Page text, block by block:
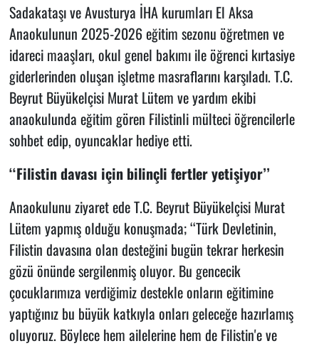
Sadakataşı ve Avusturya İHA kurumları El Aksa
Anaokulunun 2025-2026 eğitim sezonu öğretmen ve
idareci maaşları, okul genel bakımı ile öğrenci kırtasiye
giderlerinden oluşan işletme masraflarını karşıladı. T.C.
Beyrut Büyükelçisi Murat Lütem ve yardım ekibi
anaokulunda eğitim gören Filistinli mülteci öğrencilerle
sohbet edip, oyuncaklar hediye etti.
‘‘Filistin davası için bilinçli fertler yetişiyor’’
Anaokulunu ziyaret ede T.C. Beyrut Büyükelçisi Murat
Lütem yapmış olduğu konuşmada; ‘‘Türk Devletinin,
Filistin davasına olan desteğini bugün tekrar herkesin
gözü önünde sergilenmiş oluyor. Bu gencecik
çocuklarımıza verdiğimiz destekle onların eğitimine
yaptığınız bu büyük katkıyla onları geleceğe hazırlamış
oluyoruz. Böylece hem ailelerine hem de Filistin'e ve